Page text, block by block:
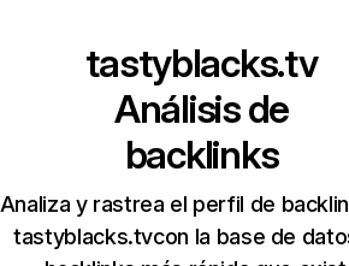
tastyblacks.tv
Análisis de
backlinks
Analiza y rastrea el perfil de
tastyblacks.tvcon la base de